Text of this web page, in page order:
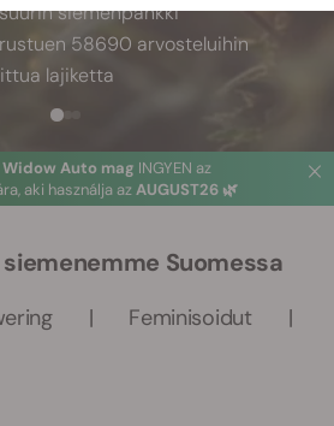
siemenpankki
58690 arvosteluihin
lajiketta
Auto mag INGYEN az
aki használja az AUGUST26 🌿
Suomessa
Feminisoidut